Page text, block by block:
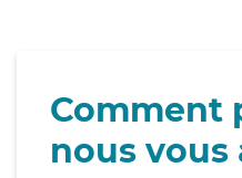
Comment
nous vous